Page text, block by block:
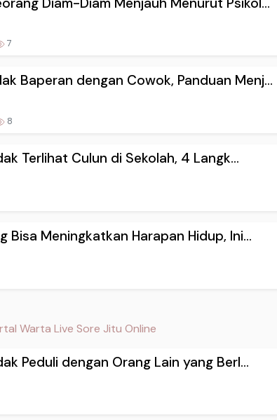
7
Baperan dengan Cowok, Panduan Menj...
8
Terlihat Culun di Sekolah, 4 Langk...
Bisa Meningkatkan Harapan Hidup, Ini...
Warta Live Sore Jitu Online
Peduli dengan Orang Lain yang Berl...